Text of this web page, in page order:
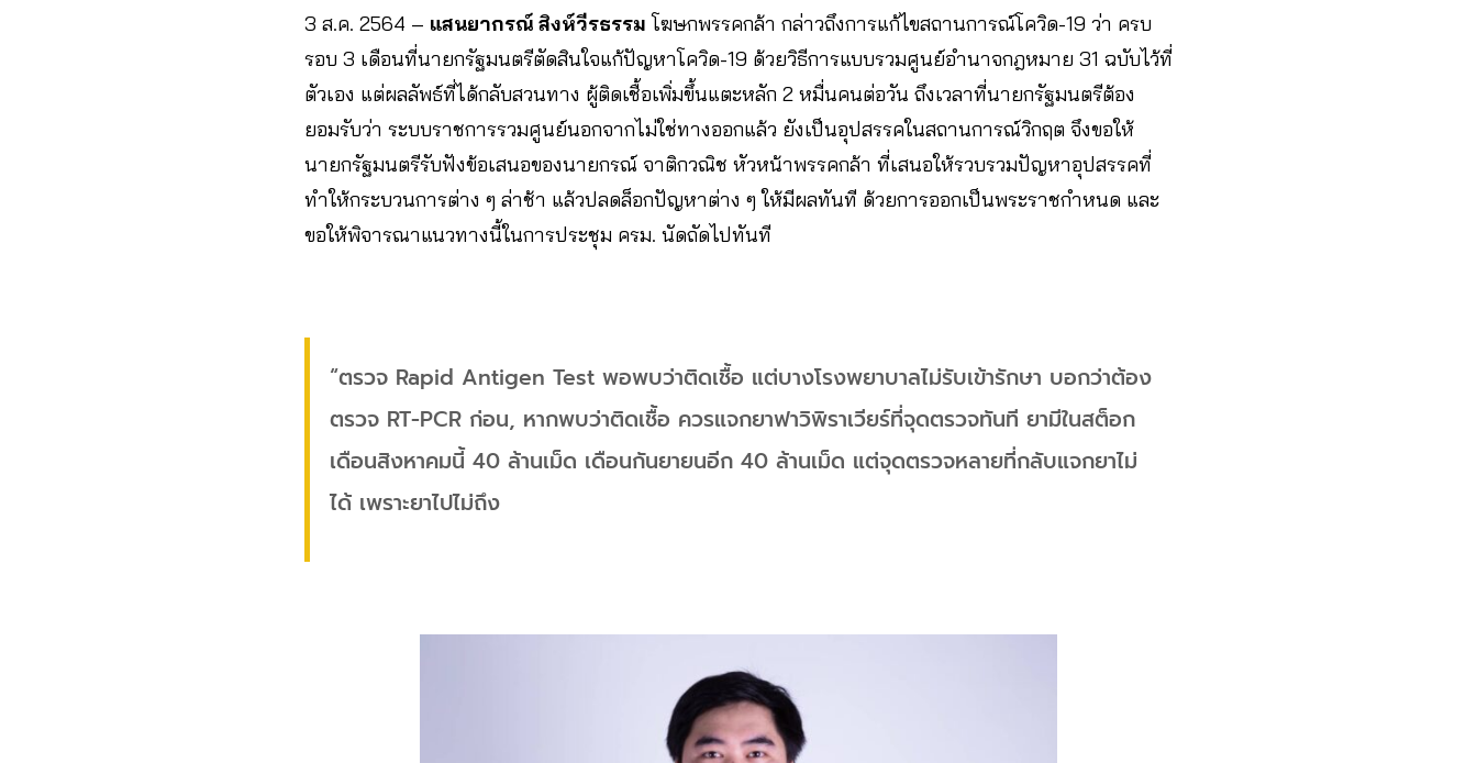
3 ส.ค. 2564 – แสนยากรณ์ สิงห์วีรธรรม โฆษกพรรคกล้า กล่าวถึงการแก้ไขสถานการณ์โควิด-19 ว่า ครบ
รอบ 3 เดือนที่นายกรัฐมนตรีตัดสินใจแก้ปัญหาโควิด-19 ด้วยวิธีการแบบรวมศูนย์อำนาจกฎหมาย 31 ฉบับไว้ที่
ตัวเอง แต่ผลลัพธ์ที่ได้กลับสวนทาง ผู้ติดเชื้อเพิ่มขึ้นแตะหลัก 2 หมื่นคนต่อวัน ถึงเวลาที่นายกรัฐมนตรีต้อง
ยอมรับว่า ระบบราชการรวมศูนย์นอกจากไม่ใช่ทางออกแล้ว ยังเป็นอุปสรรคในสถานการณ์วิกฤต จึงขอให้
นายกรัฐมนตรีรับฟังข้อเสนอของนายกรณ์ จาติกวณิช หัวหน้าพรรคกล้า ที่เสนอให้รวบรวมปัญหาอุปสรรคที่
ทำให้กระบวนการต่าง ๆ ล่าช้า แล้วปลดล็อกปัญหาต่าง ๆ ให้มีผลทันที ด้วยการออกเป็นพระราชกำหนด และ
ขอให้พิจารณาแนวทางนี้ในการประชุม ครม. นัดถัดไปทันที
“ตรวจ Rapid Antigen Test พอพบว่าติดเชื้อ แต่บางโรงพยาบาลไม่รับเข้ารักษา บอกว่าต้อง
ตรวจ RT-PCR ก่อน, หากพบว่าติดเชื้อ ควรแจกยาฟาวิพิราเวียร์ที่จุดตรวจทันที ยามีในสต็อก
เดือนสิงหาคมนี้ 40 ล้านเม็ด เดือนกันยายนอีก 40 ล้านเม็ด แต่จุดตรวจหลายที่กลับแจกยาไม่
ได้ เพราะยาไปไม่ถึง